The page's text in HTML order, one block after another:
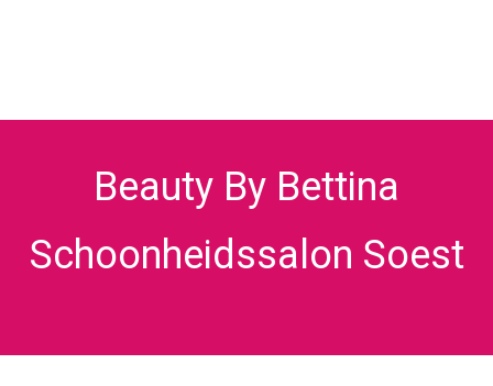
Beauty By Bettina
Schoonheidssalon Soest